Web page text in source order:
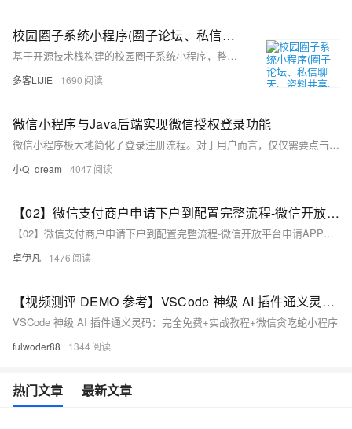
校园圈子系统小程序(圈子论坛、私信聊天、资料共享、二手交易、兼职，跑腿)开源码开发/微信公众号、小程序、H5多端账号同步/搭建多城市的综合社交生活平台
基于开源技术栈构建的校园圈子系统小程序，整合社交与生活服务功能，涵盖兴趣圈子、私信聊天、资料共享、二手交易、兼职跑腿等六大核心模块。通过多端账号同步（微信公众号/小程序/H5），实现数据实时交互，满足学生群体的多元化需求。项目精准锚定校园市场，以“社交+服务”双轮驱动，提供一站式解决方案，支持快速部署与多校区运营，同时具备广告、佣金、会员等多元变现能力，是打造校园生态的理想工具。
多客LIJIE 1690
微信小程序与Java后端实现微信授权登录功能
微信小程序极大地简化了登录注册流程。对于用户而言，仅仅需要点击授权按钮，便能够完成登录操作，无需经历繁琐的注册步骤以及输入账号密码等一系列复杂操作，这种便捷的登录方式极大地提升了用户的使用体验
小Q_dream 4047
【02】微信支付商户申请下户到配置完整流程-微信开放平台申请APP应用-微信商户支付绑定appid-公众号和小程序分别申请appid-申请+配置完整流程-优雅草卓伊凡
【02】微信支付商户申请下户到配置完整流程-微信开放平台申请APP应用-微信商户支付绑定appid-公众号和小程序分别申请appid-申请+配置完整流程-优雅草卓伊凡
卓伊凡 1476
【视频测评 DEMO 参考】VSCode 神级 AI 插件通义灵码：完全免费+实战教程+微信贪吃蛇小程序
VSCode 神级 AI 插件通义灵码：完全免费+实战教程+微信贪吃蛇小程序
fulwoder88 1344
热门文章 最新文章